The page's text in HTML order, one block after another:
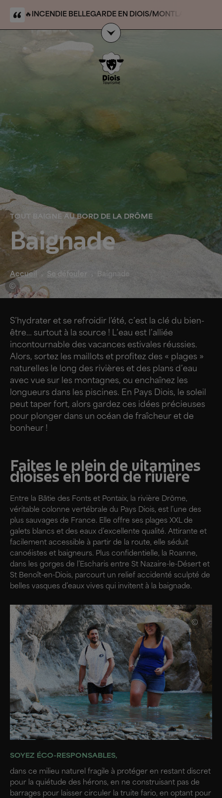
🔥 INCENDIE BELLEGARDE EN DIOIS/MONTLAHUC
massif/forêt domaniale du Claps. Le site du Claps
n’est pas touché par l’événement et reste accessible
TOUT BAIGNE AU BORD DE LA DRÔME
Baignade
Accueil Se défouler Baignade
S’hydrater et se refroidir l'été, c’est la clé du bien-
être… surtout à la source ! L’eau est l’alliée
incontournable des vacances estivales réussies.
Alors, sortez les maillots et profitez des « plages »
naturelles le long des rivières et des plans d’eau
avec vue sur les montagnes, ou enchaînez les
longueurs dans les piscines. En Pays Diois, le soleil
peut taper fort, alors gardez ces idées précieuses
pour plonger dans un océan de fraîcheur et de
bonheur !
Faites le plein de vitamines
dioises en bord de rivière
Entre la Bâtie des Fonts et Pontaix, la rivière Drôme,
véritable colonne vertébrale du Pays Diois, est l’une des
plus sauvages de France. Elle offre ses plages XXL de
galets blancs et des eaux d’excellente qualité. Attirante et
facilement accessible à partir de la route, elle séduit
canoéistes et baigneurs. Plus confidentielle, la Roanne,
dans les gorges de l’Escharis entre St Nazaire-le-Désert et
St Benoît-en-Diois, parcourt un relief accidenté sculpté de
belles vasques d’eaux vives qui invitent à la baignade.
SOYEZ ÉCO-RESPONSABLES,
dans ce milieu naturel fragile à protéger en restant discret
pour la quiétude des hérons, en ne construisant pas de
barrages pour laisser circuler la truite fario, en optant pour